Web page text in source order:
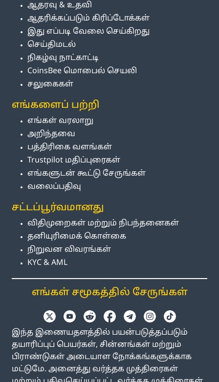
ஆதரவு & உதவி
ஆதரிக்கப்படும் கிரிப்டோக்கள்
இது எப்படி வேலை செய்கிறது
செய்திமடல்
நிகழ்வு நாட்காட்டி
CoinsBee மொபைல் செயலி
சலுகைகள்
எங்களைப் பற்றி
எங்கள் வரலாறு
அறிந்தவை
பத்திரிகை வளங்கள்
Trustpilot மதிப்புரைகள்
எங்களுடன் கூட்டு சேருங்கள்
வலைப்பதிவு
சட்டப்பூர்வமானது
விதிமுறைகள் மற்றும் நிபந்தனைகள்
தனியுரிமைக் கொள்கை
நிறுவன விவரங்கள்
KYC & AML
எங்கள் சமூகத்தில் சேருங்கள்
இந்த இணையதளத்தில் பயன்படுத்தப்படும்
தயாரிப்புப் பெயர்கள், சின்னங்கள் மற்றும்
பிராண்டுகள் அடையாள நோக்கங்களுக்காக
மட்டுமே. அனைத்து வர்த்தக முத்திரைகள்